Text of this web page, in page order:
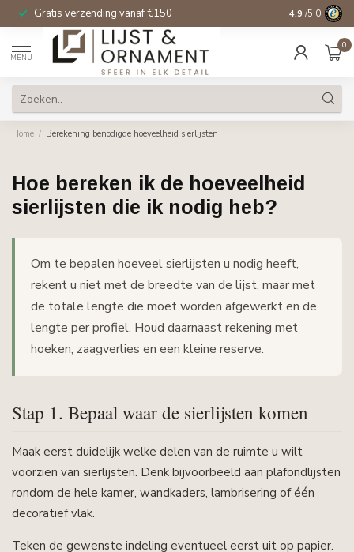
Gratis verzending vanaf €150 14 dagen
4.9 /5.0
MENU
0
Home / Berekening benodigde hoeveelheid sierlijsten
Hoe bereken ik de hoeveelheid
sierlijsten die ik nodig heb?
Om te bepalen hoeveel sierlijsten u nodig heeft,
rekent u niet met de breedte van de lijst, maar met
de totale lengte die moet worden afgewerkt en de
lengte per profiel. Houd daarnaast rekening met
hoeken, zaagverlies en een kleine reserve.
Stap 1. Bepaal waar de sierlijsten komen
Maak eerst duidelijk welke delen van de ruimte u wilt
voorzien van sierlijsten. Denk bijvoorbeeld aan plafondlijsten
rondom de hele kamer, wandkaders, lambrisering of één
decoratief vlak.
Teken de gewenste indeling eventueel eerst uit op papier.